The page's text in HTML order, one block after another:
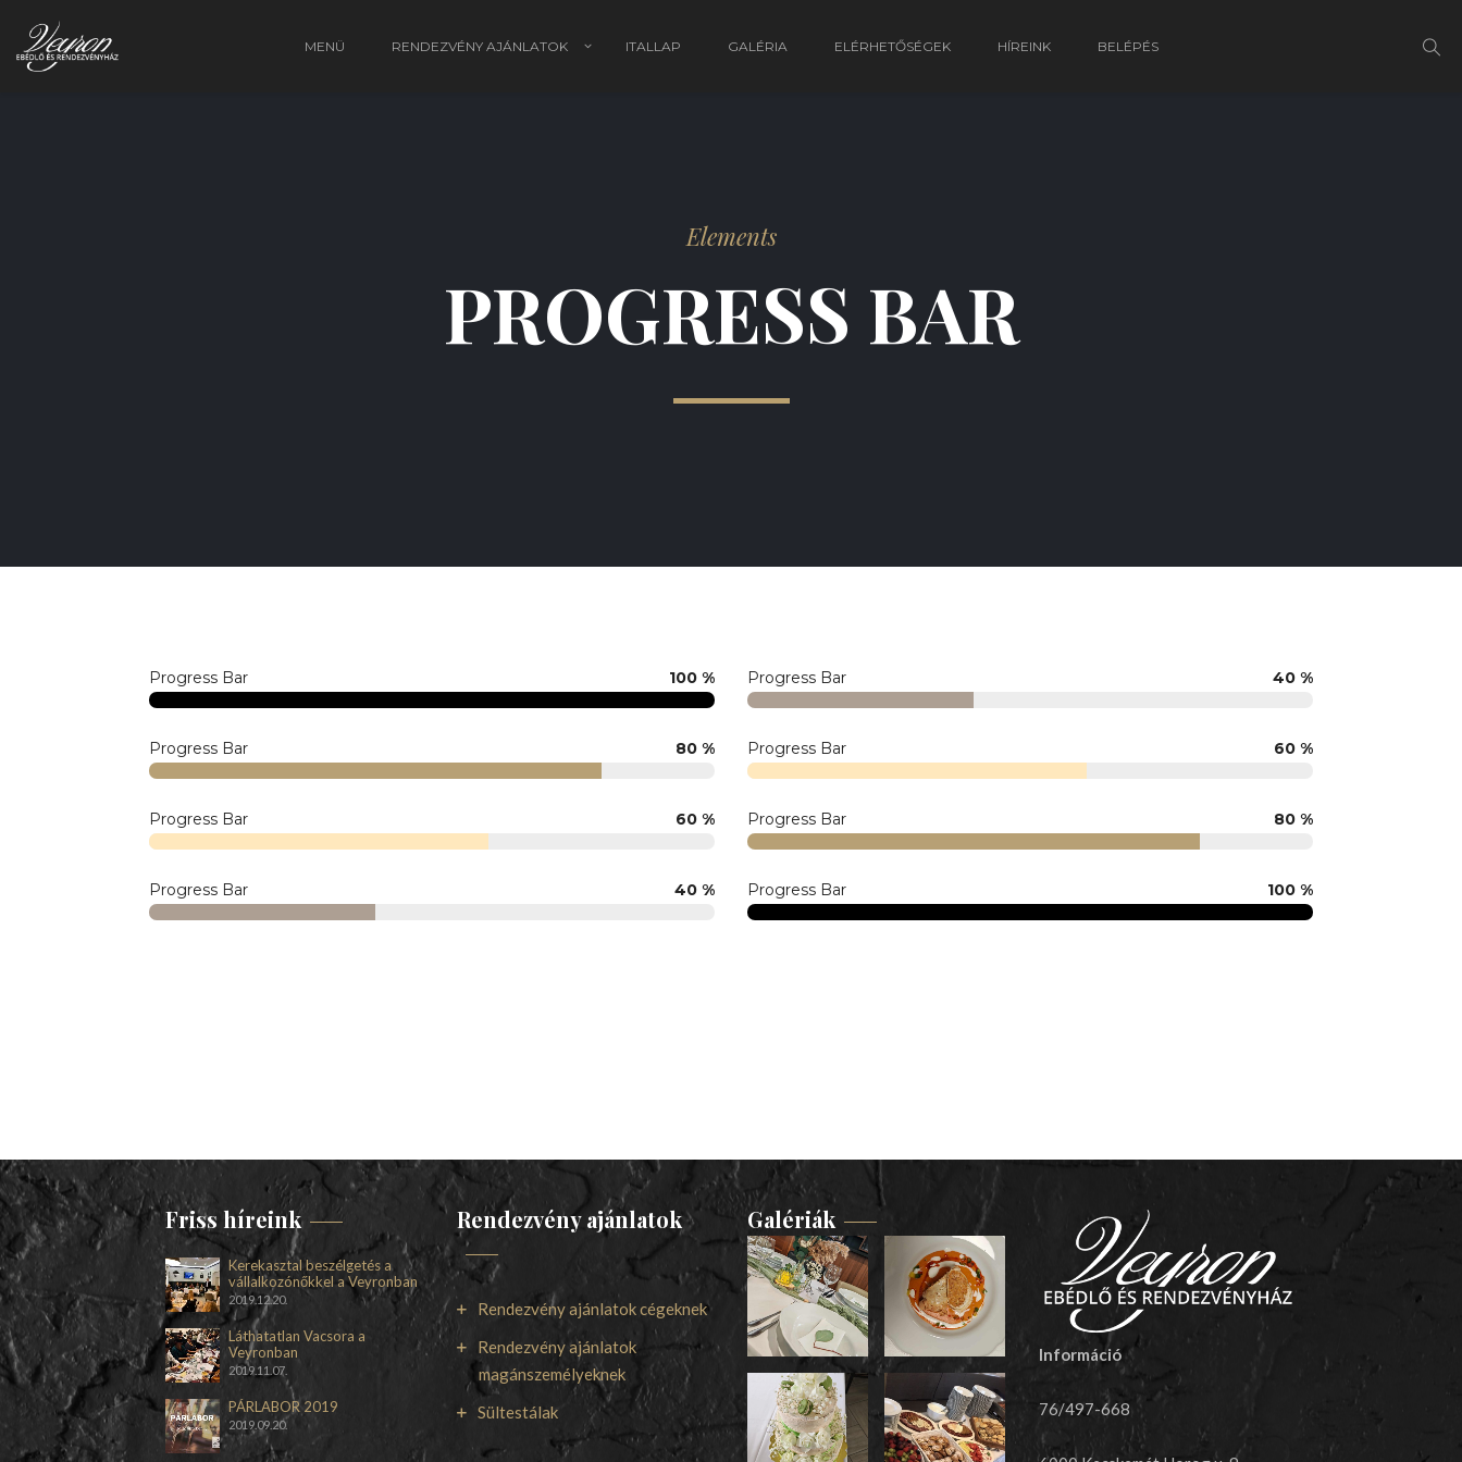
MENÜ RENDEZVÉNY AJÁNLATOK ITALLAP GALÉRIA ELÉRHETŐSÉGEK HÍREINK BELÉPÉS
Elements
PROGRESS BAR
Progress Bar 100 %
Progress Bar 80 %
Progress Bar 60 %
Progress Bar 40 %
Progress Bar 40 %
Progress Bar 60 %
Progress Bar 80 %
Progress Bar 100 %
Friss híreink
Kerekasztal beszélgetés a
vállalkozónőkkel a Veyronban
2019.12.20.
Láthatatlan Vacsora a
Veyronban
2019.11.07.
PÁRLABOR 2019
2019.09.20.
Rendezvény ajánlatok
Rendezvény ajánlatok cégeknek
Rendezvény ajánlatok
magánszemélyeknek
Sültestálak
Galériák
Információ
76/497-668